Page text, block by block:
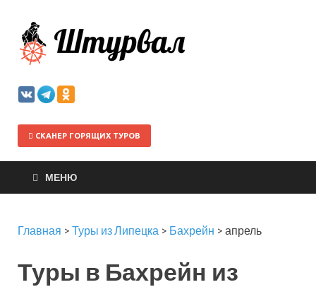
СКАНЕР ГОРЯЩИХ ТУРОВ
МЕНЮ
Главная > Туры из Липецка > Бахрейн > апрель
Туры в Бахрейн из